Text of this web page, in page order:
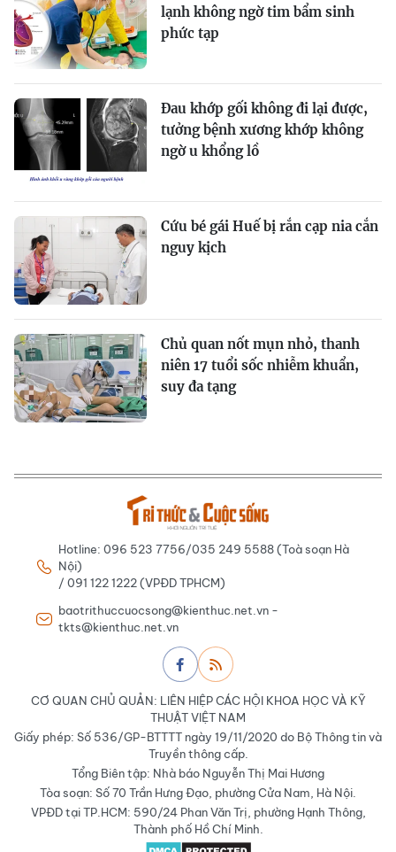
lạnh không ngờ tim bẩm sinh
phức tạp
Đau khớp gối không đi lại được,
tưởng bệnh xương khớp không
ngờ u khổng lồ
Cứu bé gái Huế bị rắn cạp nia cắn
nguy kịch
Chủ quan nốt mụn nhỏ, thanh
niên 17 tuổi sốc nhiễm khuẩn,
suy đa tạng
Hotline: 096 523 7756/035 249 5588 (Toà soạn Hà
Nội)
/ 091 122 1222 (VPĐD TPHCM)
baotrithuccuocsong@kienthuc.net.vn -
tkts@kienthuc.net.vn
CƠ QUAN CHỦ QUẢN: LIÊN HIỆP CÁC HỘI KHOA HỌC VÀ KỸ
THUẬT VIỆT NAM
Giấy phép: Số 536/GP-BTTTT ngày 19/11/2020 do Bộ Thông tin và
Truyền thông cấp.
Tổng Biên tập: Nhà báo Nguyễn Thị Mai Hương
Tòa soạn: Số 70 Trần Hưng Đạo, phường Cửa Nam, Hà Nội.
VPĐD tại TP.HCM: 590/24 Phan Văn Trị, phường Hạnh Thông,
Thành phố Hồ Chí Minh.